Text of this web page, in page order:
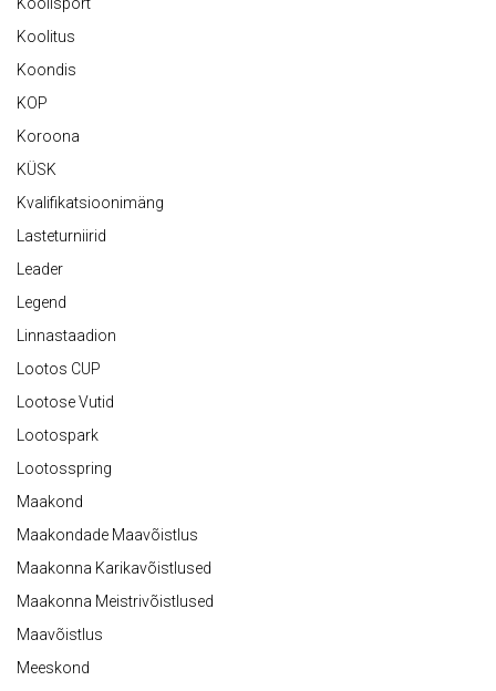
Koolitus
Koondis
KOP
Koroona
KÜSK
Kvalifikatsioonimäng
Lasteturniirid
Leader
Legend
Linnastaadion
Lootos CUP
Lootose Vutid
Lootospark
Lootosspring
Maakond
Maakondade Maavõistlus
Maakonna Karikavõistlused
Maakonna Meistrivõistlused
Maavõistlus
Meeskond